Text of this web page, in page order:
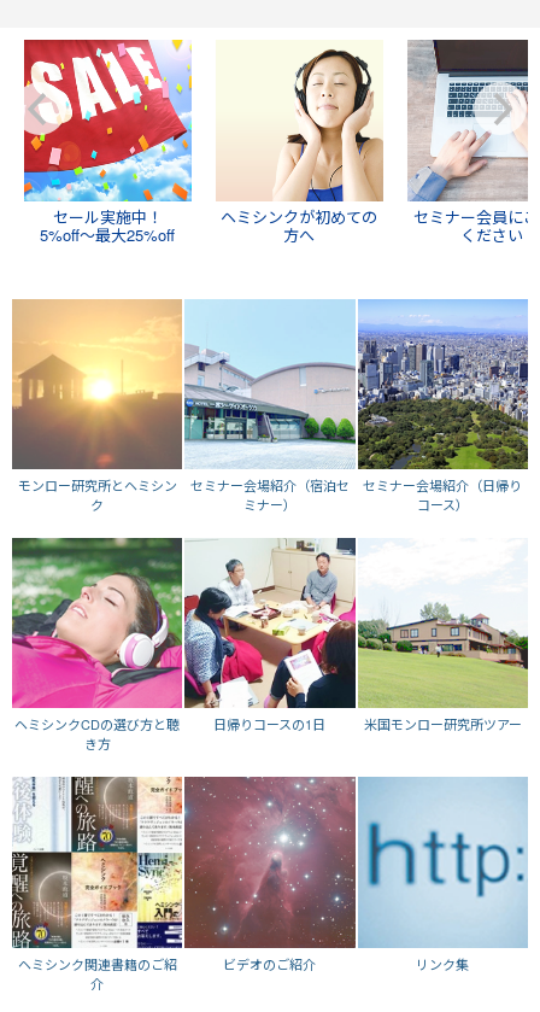
セール実施中！
5%off～最大25%off
ヘミシンクが初めての
方へ
セミナー会員に
ください
モンロー研究所とヘミシン
ク
セミナー会場紹介（宿泊セ
ミナー）
セミナー会場紹介（日帰り
コース）
ヘミシンクCDの選び方と聴
き方
日帰りコースの1日 米国モンロー研究所ツアー
ヘミシンク関連書籍のご紹
介
ビデオのご紹介 リンク集